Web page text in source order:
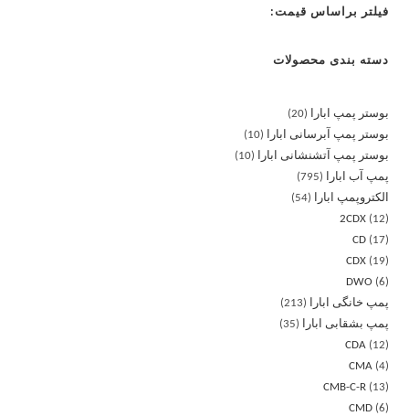
فیلتر براساس قیمت:
دسته بندی محصولات
بوستر پمپ ابارا
20
بوستر پمپ آبرسانی ابارا
10
بوستر پمپ آتشنشانی ابارا
10
پمپ آب ابارا
795
الکتروپمپ ابارا
54
2CDX
12
CD
17
CDX
19
DWO
6
پمپ خانگی ابارا
213
پمپ بشقابی ابارا
35
CDA
12
CMA 4
CMB-C-R
13
CMD 6